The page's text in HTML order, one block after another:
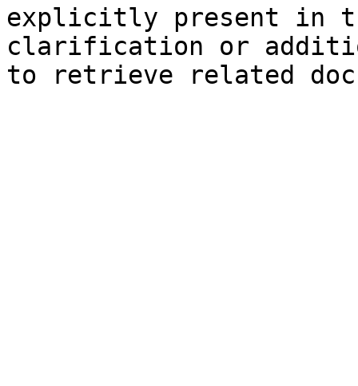
explicitly present in
clarification or